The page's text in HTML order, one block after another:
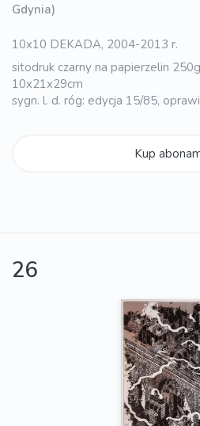
Gdynia)
10x10 DEKADA, 2004-2013 r.
sitodruk czarny na papierzelin
10x21x29cm
sygn. l. d. róg: edycja 15/85,
Kup
26